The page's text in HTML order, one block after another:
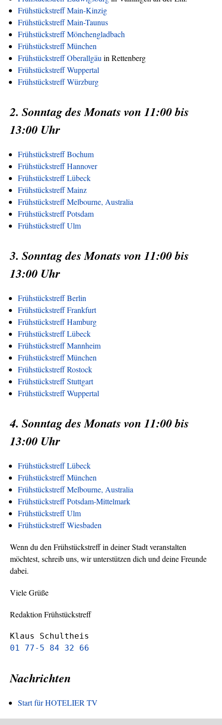
Frühstückstreff Main-Kinzig
Frühstückstreff Main-Taunus
Frühstückstreff Mönchengladbach
Frühstückstreff München
Frühstückstreff Oberallgäu in Rettenberg
Frühstückstreff Wuppertal
Frühstückstreff Würzburg
2. Sonntag des Monats von 11:00 bis
13:00 Uhr
Frühstückstreff Bochum
Frühstückstreff Hannover
Frühstückstreff Lübeck
Frühstückstreff Mainz
Frühstückstreff Melbourne, Australia
Frühstückstreff Potsdam
Frühstückstreff Ulm
3. Sonntag des Monats von 11:00 bis
13:00 Uhr
Frühstückstreff Berlin
Frühstückstreff Frankfurt
Frühstückstreff Hamburg
Frühstückstreff Lübeck
Frühstückstreff Mannheim
Frühstückstreff München
Frühstückstreff Rostock
Frühstückstreff Stuttgart
Frühstückstreff Wuppertal
4. Sonntag des Monats von 11:00 bis
13:00 Uhr
Frühstückstreff Lübeck
Frühstückstreff München
Frühstückstreff Melbourne, Australia
Frühstückstreff Potsdam-Mittelmark
Frühstückstreff Ulm
Frühstückstreff Wiesbaden
Wenn du den Frühstückstreff in deiner Stadt veranstalten
möchtest, schreib uns, wir unterstützen dich und deine Freunde
dabei.
Viele Grüße
Redaktion Frühstückstreff
Klaus Schultheis
01 77-5 84 32 66
Nachrichten
Start für HOTELIER TV